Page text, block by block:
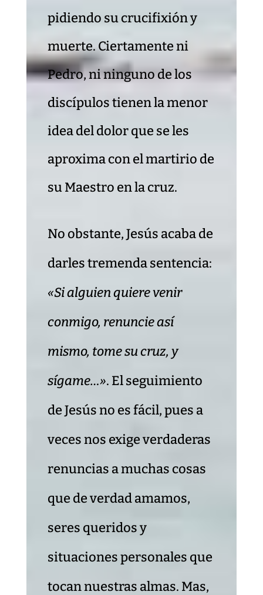
pidiendo su crucifixión y
muerte. Ciertamente ni
Pedro, ni ninguno de los
discípulos tienen la menor
idea del dolor que se les
aproxima con el martirio de
su Maestro en la cruz.
No obstante, Jesús acaba de
darles tremenda sentencia:
«Si alguien quiere venir
conmigo, renuncie así
mismo, tome su cruz, y
sígame…». El seguimiento
de Jesús no es fácil, pues a
veces nos exige verdaderas
renuncias a muchas cosas
que de verdad amamos,
seres queridos y
situaciones personales que
tocan nuestras almas. Mas,